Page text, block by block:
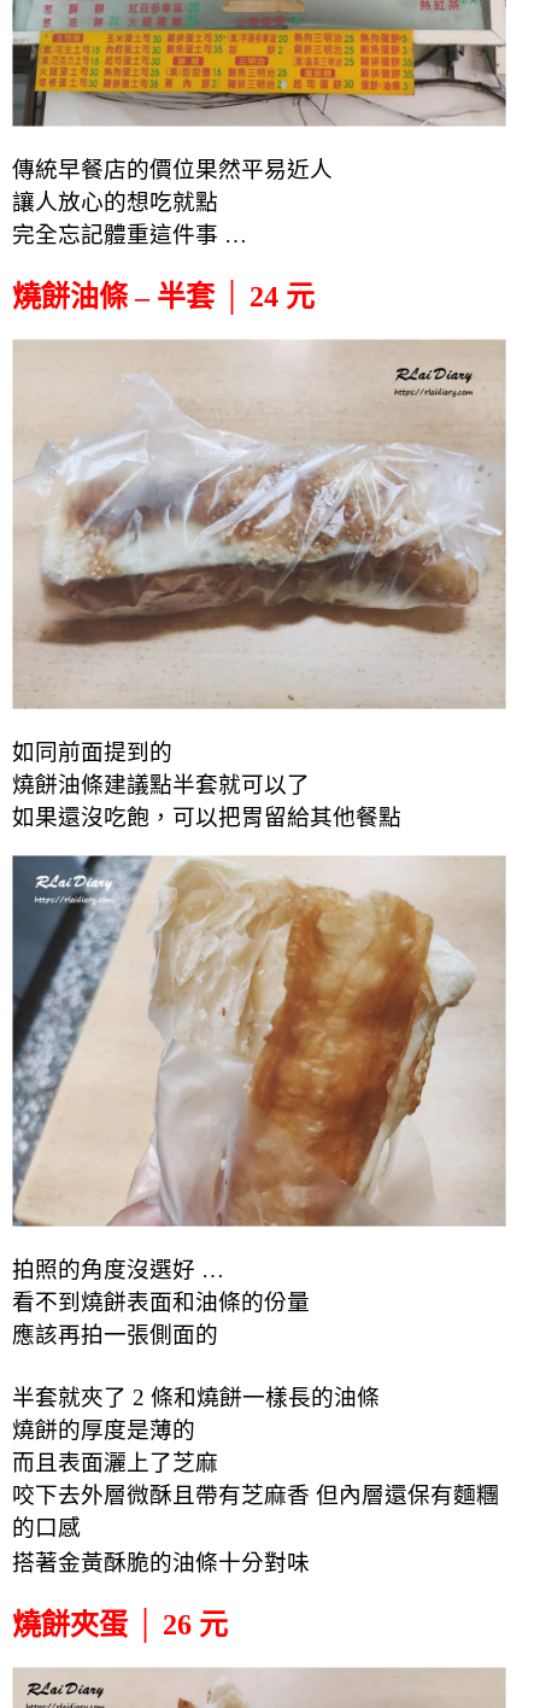
傳統早餐店的價位果然平易近人
讓人放心的想吃就點
完全忘記體重這件事 …
燒餅油條 – 半套 │ 24 元
如同前面提到的
燒餅油條建議點半套就可以了
如果還沒吃飽，可以把胃留給其他餐點
拍照的角度沒選好 …
看不到燒餅表面和油條的份量
應該再拍一張側面的
半套就夾了 2 條和燒餅一樣長的油條
燒餅的厚度是薄的
而且表面灑上了芝麻
咬下去外層微酥且帶有芝麻香 但內層還保有麵糰
的口感
搭著金黃酥脆的油條十分對味
燒餅夾蛋 │ 26 元